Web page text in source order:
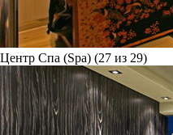
Центр Спа (Spa) (27 из 29)